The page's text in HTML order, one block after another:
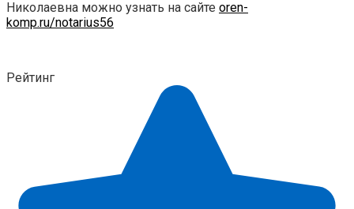
Николаевна можно узнать на сайте oren-
komp.ru/notarius56
Рейтинг